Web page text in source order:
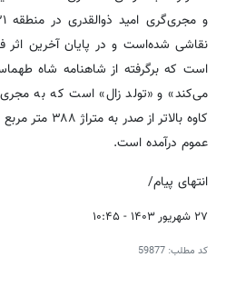
نقاشی شده‌است و در پایان آخرین اثر
است که برگرفته از شاهنامه شاه
می‌کند» و «تولد زال» است که به
کاوه بالاتر
عموم درآمده‌ است.
انتهای پیام/
۲۷ شهریور ۱۴۰۳ - ۱۰:۴۵
کد مطلب: 59877